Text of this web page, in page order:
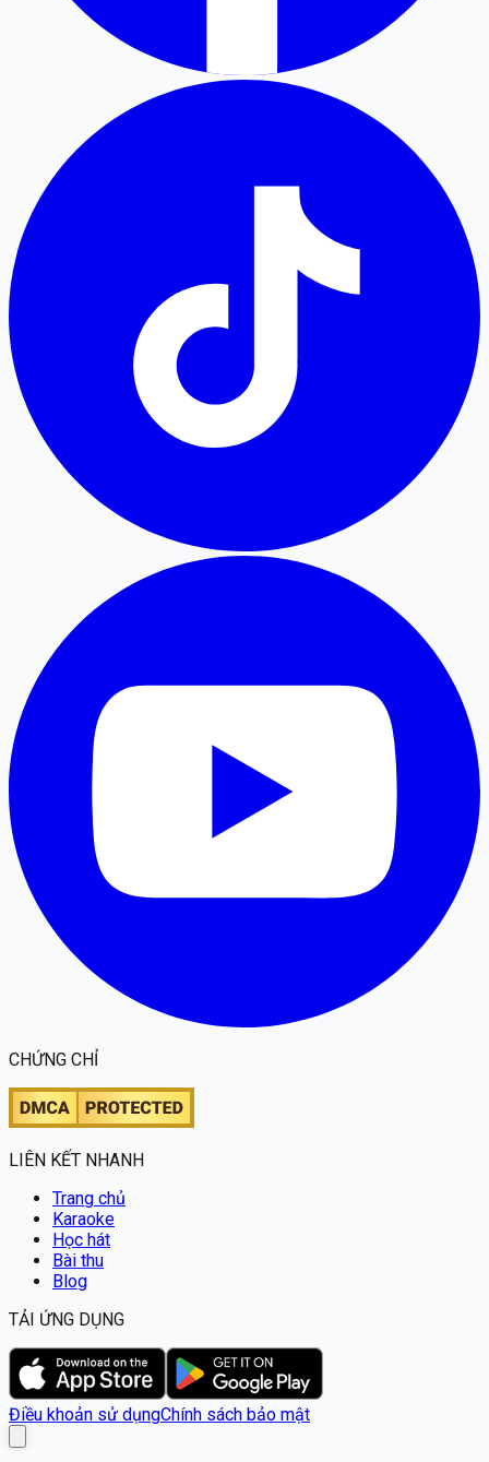
CHỨNG CHỈ
LIÊN KẾT NHANH
Trang chủ
Karaoke
Học hát
Bài thu
Blog
TẢI ỨNG DỤNG
Điều khoản sử dụngChính sách bảo mật